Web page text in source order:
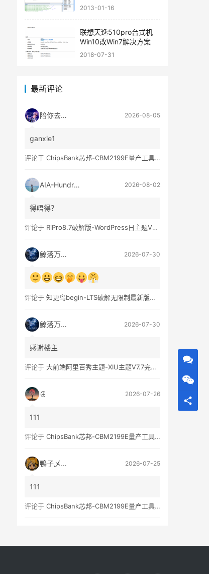
2013-01-16
联想天逸510pro台式机
Win10改Win7解决方案
2018-07-31
最新评论
陪你去流浪 2026-08-05
ganxie1
评论于 ChipsBank芯邦-CBM2199E量产工具亲测可用
AIA-Hundred 2026-08-02
得唔得？
评论于 RiPro8.7破解版-WordPress日主题V8.7完整无限制版下载
鲸落万物生 2026-07-30
评论于 知更鸟begin-LTS破解无限制最新版WordPress主题模板
鲸落万物生 2026-07-30
感谢楼主
评论于 大前端阿里百秀主题-XIU主题V7.7完美破解无限制版
2026-07-26
111
评论于 ChipsBank芯邦-CBM2199E量产工具亲测可用
鴨子乄選択 2026-07-25
111
评论于 ChipsBank芯邦-CBM2199E量产工具亲测可用